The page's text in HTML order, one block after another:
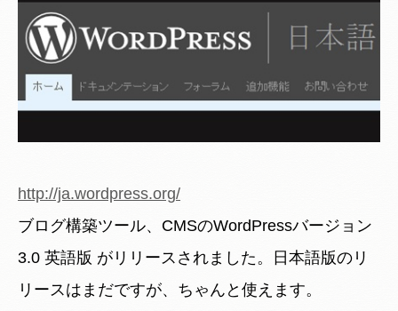
http://ja.wordpress.org/
ブログ構築ツール、CMSのWordPressバージョン
3.0 英語版 がリリースされました。日本語版のリ
リースはまだですが、ちゃんと使えます。